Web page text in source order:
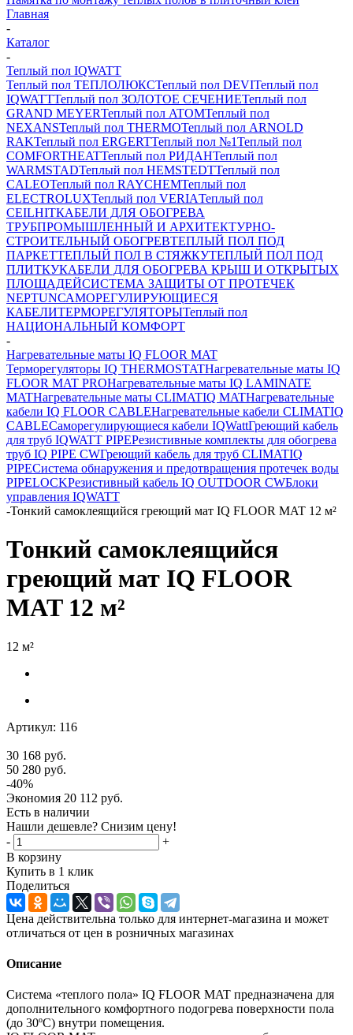
Главная
-
Каталог
-
Теплый пол IQWATT
Теплый пол ТЕПЛОЛЮКСТеплый пол DEVIТеплый пол
IQWATTТеплый пол ЗОЛОТОЕ СЕЧЕНИЕТеплый пол
GRAND MEYERТеплый пол ATOMТеплый пол
NEXANSТеплый пол THERMOТеплый пол ARNOLD
RAKТеплый пол ERGERTТеплый пол №1Теплый пол
COMFORTHEATТеплый пол РИДАНТеплый пол
WARMSTADТеплый пол HEMSTEDTТеплый пол
CALEOТеплый пол RAYCHEMТеплый пол
ELECTROLUXТеплый пол VERIAТеплый пол
CEILHITКАБЕЛИ ДЛЯ ОБОГРЕВА
ТРУБПРОМЫШЛЕННЫЙ И АРХИТЕКТУРНО-
СТРОИТЕЛЬНЫЙ ОБОГРЕВТЕПЛЫЙ ПОЛ ПОД
ПАРКЕТТЕПЛЫЙ ПОЛ В СТЯЖКУТЕПЛЫЙ ПОЛ ПОД
ПЛИТКУКАБЕЛИ ДЛЯ ОБОГРЕВА КРЫШ И ОТКРЫТЫХ
ПЛОЩАДЕЙСИСТЕМА ЗАЩИТЫ ОТ ПРОТЕЧЕК
NEPTUNСАМОРЕГУЛИРУЮЩИЕСЯ
КАБЕЛИТЕРМОРЕГУЛЯТОРЫТеплый пол
НАЦИОНАЛЬНЫЙ КОМФОРТ
-
Нагревательные маты IQ FLOOR MAT
Терморегуляторы IQ THERMOSTATНагревательные маты IQ
FLOOR MAT PROНагревательные маты IQ LAMINATE
MATНагревательные маты CLIMATIQ MATНагревательные
кабели IQ FLOOR CABLEНагревательные кабели CLIMATIQ
CABLEСаморегулирующиеся кабели IQWattГреющий кабель
для труб IQWATT PIPEРезистивные комплекты для обогрева
труб IQ PIPE CWГреющий кабель для труб CLIMATIQ
PIPEСистема обнаружения и предотвращения протечек воды
PIPELOCKРезистивный кабель IQ OUTDOOR CWБлоки
управления IQWATT
-Тонкий самоклеящийся греющий мат IQ FLOOR MAT 12 м²
Тонкий самоклеящийся
греющий мат IQ FLOOR
MAT 12 м²
12 м²
Артикул: 116
30 168 руб.
50 280 руб.
-40%
Экономия 20 112 руб.
Есть в наличии
Нашли дешевле? Снизим цену!
-
+
В корзину
Купить в 1 клик
Поделиться
Цена действительна только для интернет-магазина и может
отличаться от цен в розничных магазинах
Описание
Система «теплого пола» IQ FLOOR MAT предназначена для
дополнительного комфортного подогрева поверхности пола
(до 30ºС) внутри помещения.